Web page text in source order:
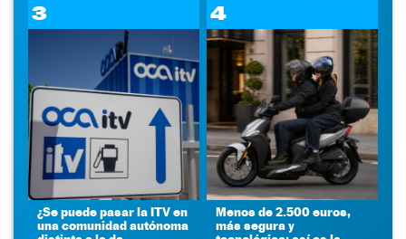
3
¿Se puede pasar la ITV en
una comunidad autónoma
4
Menos de 2.500 euros,
más segura y